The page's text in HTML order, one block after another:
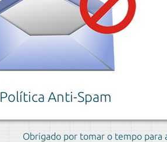
Política Anti-Spam
Obrigado por tomar o tempo para